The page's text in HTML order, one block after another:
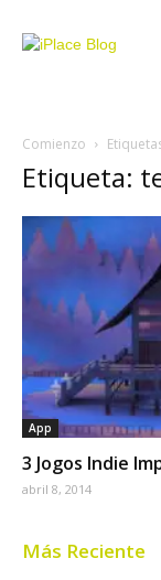
Comienzo
Etiqueta:
App
3 Jogos Indie
abril 8, 2014
Más Reciente